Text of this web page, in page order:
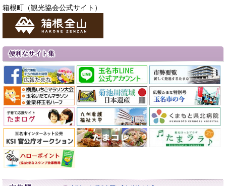
箱根町（観光協会公式サイト）